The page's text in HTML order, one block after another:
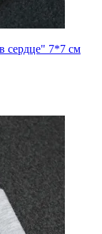
сердце" 7*7 см